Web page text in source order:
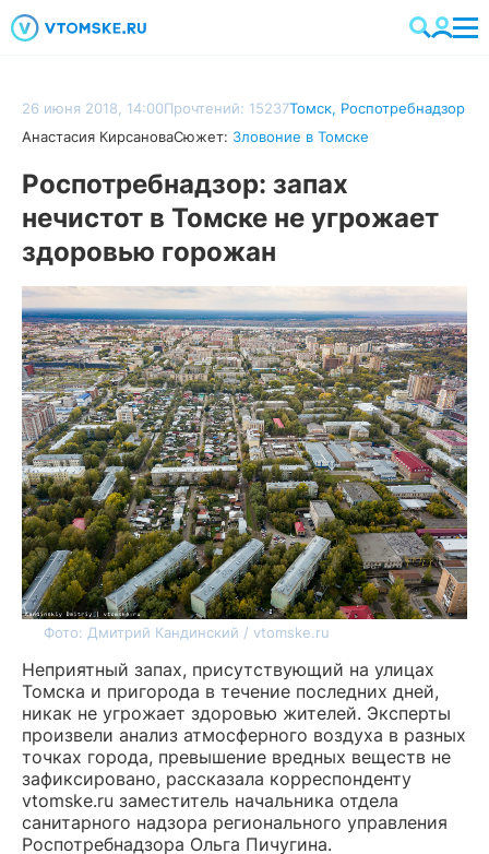
26 июня 2018, 14:00Прочтений: 15237Томск, Роспотребнадзор
Анастасия КирсановаСюжет: Зловоние в Томске
Роспотребнадзор: запах
нечистот в Томске не угрожает
здоровью горожан
Фото: Дмитрий Кандинский / vtomske.ru
Неприятный запах, присутствующий на улицах
Томска и пригорода в течение последних дней,
никак не угрожает здоровью жителей. Эксперты
произвели анализ атмосферного воздуха в разных
точках города, превышение вредных веществ не
зафиксировано, рассказала корреспонденту
vtomske.ru заместитель начальника отдела
санитарного надзора регионального управления
Роспотребнадзора Ольга Пичугина.